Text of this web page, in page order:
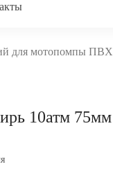
для мотопомпы
10атм